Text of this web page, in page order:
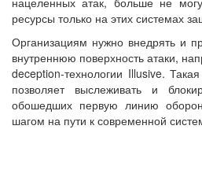
ресурсы только на этих системах
Организациям нужно внедрять и
внутреннюю поверхность атаки,
deception-технологии Illusive.
позволяет выслеживать и
обошедших первую линию
шагом на пути к современной